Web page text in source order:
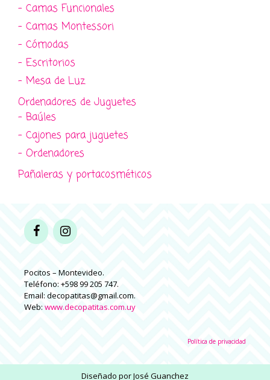
- Camas Funcionales
- Camas Montessori
- Cómodas
- Escritorios
- Mesa de Luz
Ordenadores de Juguetes
- Baúles
- Cajones para juguetes
- Ordenadores
Pañaleras y portacosméticos
Pocitos – Montevideo.
Teléfono: +598 99 205 747.
Email: decopatitas@gmail.com.
Web: www.decopatitas.com.uy
Política de privacidad
Diseñado porJosé Guanchez